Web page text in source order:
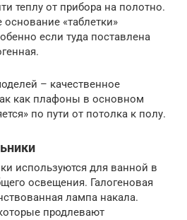
теплу от прибора на полотно.
основание «таблетки»
если туда поставлена
– качественное
как плафоны в основном
по пути от потолка к полу.
используются для ванной в
освещения. Галогеновая
лампа накала.
продлевают